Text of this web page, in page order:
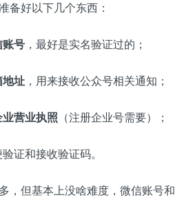
备好以下几个东西：
账号 ，最好是实名验证过的；
地址 ，用来接收公众号相关通知；
营业执照 （注册企业号需要）；
验证和接收验证码。
，但基本上没啥难度，微信账号和